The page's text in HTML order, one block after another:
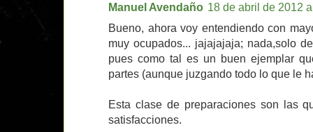
Manuel Avendaño 18 de abril de 2012
Bueno, ahora voy entendiendo con
muy ocupados... jajajajaja; nada,solo
pues como tal es un buen ejemplar
partes (aunque juzgando todo lo que le
Esta clase de preparaciones son las
satisfacciones.